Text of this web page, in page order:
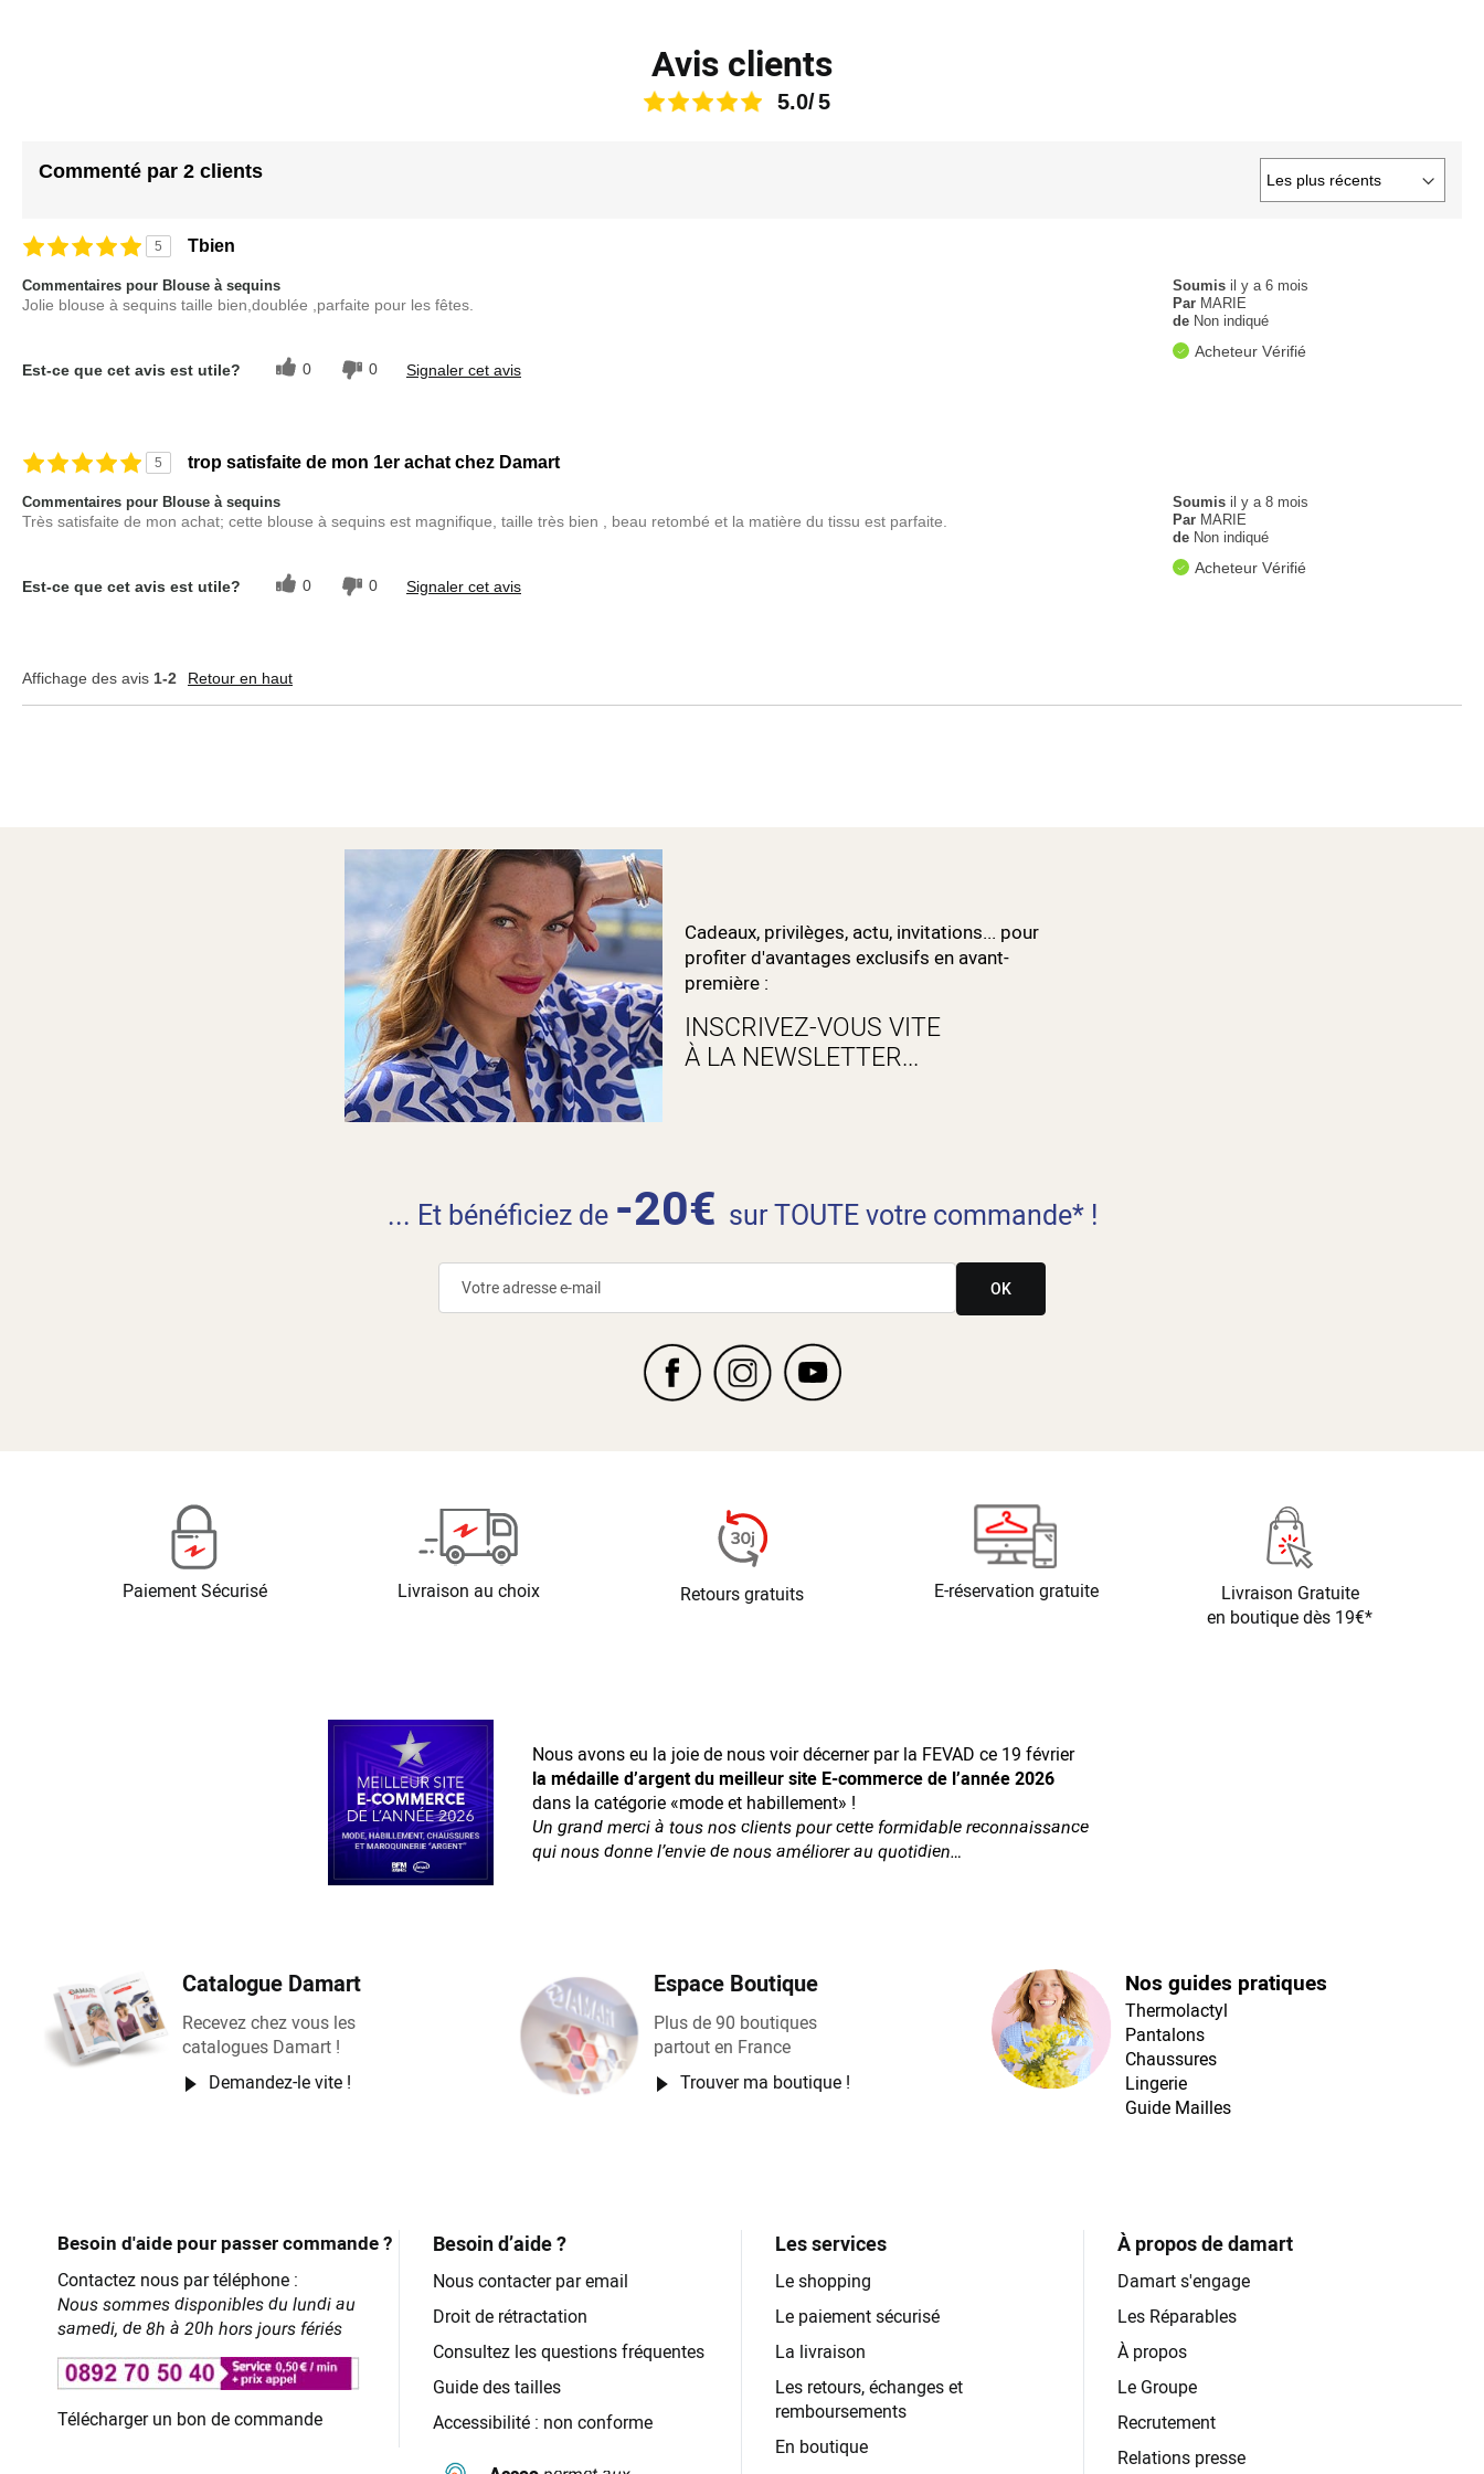
Avis clients
5.0
Commenté par 2 clients
5 Tbien
Soumisil y a 6 mois
Par MARIE
de Non indiqué
Acheteur Vérifié
Commentaires pour Blouse à sequins
Jolie blouse à sequins taille bien,doublée ,parfaite pour les fêtes.
Est-ce que cet avis est utile? 0 0 Signaler cet avis
5 trop satisfaite de mon 1er achat chez Damart
Soumisil y a 8 mois
Par MARIE
de Non indiqué
Acheteur Vérifié
Commentaires pour Blouse à sequins
Très satisfaite de mon achat; cette blouse à sequins est magnifique, taille très bien , beau retombé et la matière du tissu est parfaite.
Est-ce que cet avis est utile? 0 0 Signaler cet avis
Affichage des avis 1-2 Retour en haut
Cadeaux, privilèges, actu, invitations... pour
profiter d'avantages exclusifs en avant-
première :
INSCRIVEZ-VOUS VITE
À LA NEWSLETTER...
... Et bénéficiez de -20€ sur TOUTE votre commande* !
OK
Paiement Sécurisé Livraison au choix Retours gratuits E-réservation gratuite
Livraison Gratuite
en boutique dès 19€*
Nous avons eu la joie de nous voir décerner par la FEVAD ce 19 février
la médaille d’argent du meilleur site E-commerce de l’année 2026
dans la catégorie «mode et habillement» !
Un grand merci à tous nos clients pour cette formidable reconnaissance
qui nous donne l’envie de nous améliorer au quotidien…
Catalogue Damart
Recevez chez vous les
catalogues Damart !
Demandez-le vite !
Espace Boutique
Plus de 90 boutiques
partout en France
Trouver ma boutique !
Nos guides pratiques
Thermolactyl
Pantalons
Chaussures
Lingerie
Guide Mailles
Besoin d'aide pour passer commande ?
Contactez nous par téléphone :
Nous sommes disponibles du lundi au
samedi, de 8h à 20h hors jours fériés
Télécharger un bon de commande
Besoin d’aide ?
Nous contacter par email
Droit de rétractation
Consultez les questions fréquentes
Guide des tailles
Accessibilité : non conforme
Les services
Le shopping
Le paiement sécurisé
La livraison
Les retours, échanges et
remboursements
En boutique
À propos de damart
Damart s'engage
Les Réparables
À propos
Le Groupe
Recrutement
Relations presse